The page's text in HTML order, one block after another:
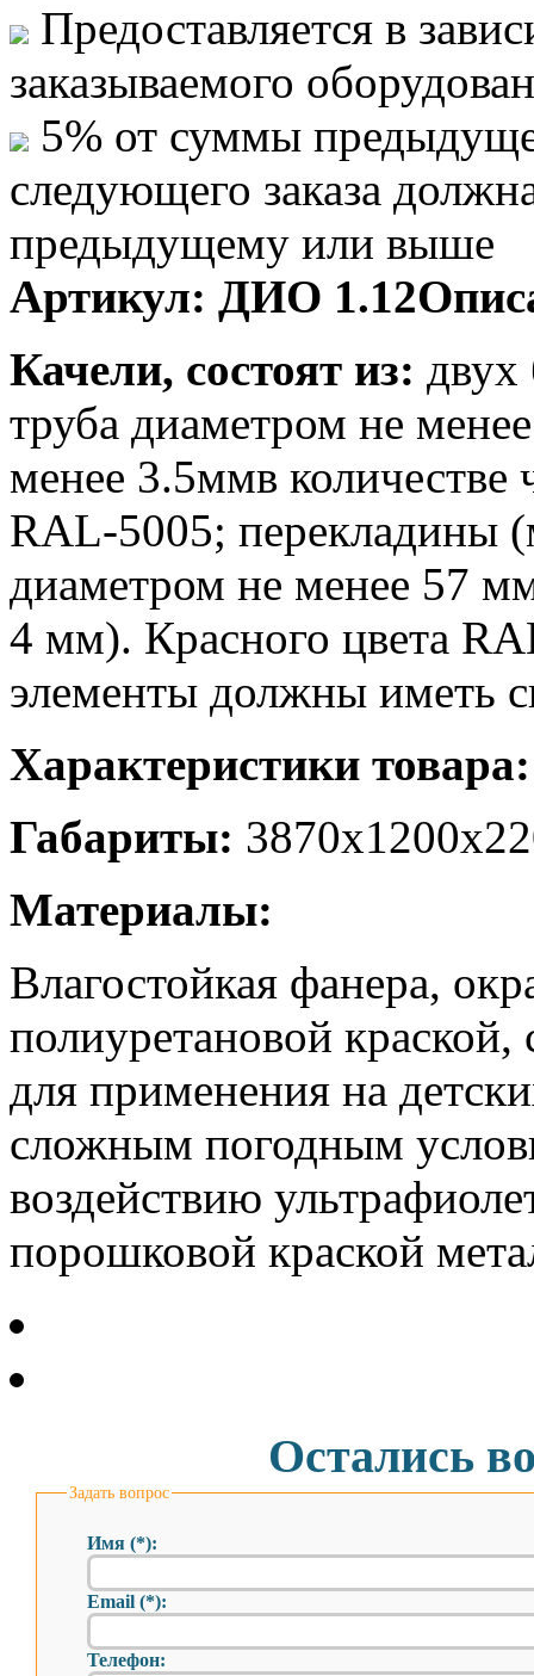
Предоставляется в
заказываемого
5% от суммы
следующего заказа
предыдущему или выше
Артикул: ДИО 1.12
Качели, состоят из: двух
труба диаметром не
менее 3.5ммв количестве
RAL-5005; перекладины
диаметром не менее 57
4 мм). Красного цвета
элементы должны иметь
Характеристики товара:
Габариты:
Материалы:
Влагостойкая фанера,
полиуретановой краской,
для применения на
сложным погодным
воздействию
порошковой краской
Остались
Задать вопрос
Имя (*):
Email (*):
Телефон: